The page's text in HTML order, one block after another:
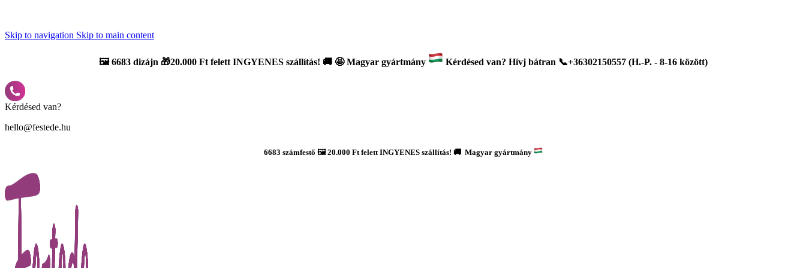
Skip to navigation Skip to main content
🖼️6683 dizájn 🎁20.000 Ft felett INGYENES szállítás! 🚚 🤩 Magyar gyártmány Kérdésed van? Hívj bátran 📞+36302150557 (H.-P. - 8-16 között)
Kérdésed van?
hello@festede.hu
6683 számfestő 🖼️ 20.000 Ft felett INGYENES szállítás! 🚚 Magyar gyártmány